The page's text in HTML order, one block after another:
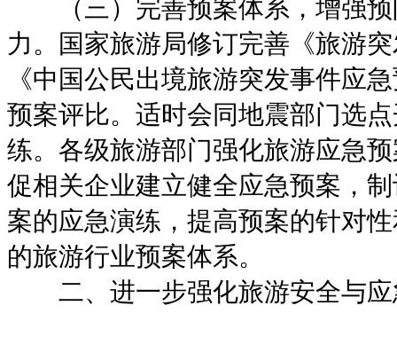
（三）完善预案体系，增强预
力。国家旅游局修订完善《旅游
《中国公民出境旅游突发事件应
预案评比。适时会同地震部门选
练。各级旅游部门强化旅游应急
促相关企业建立健全应急预案，
案的应急演练，提高预案的针对
的旅游行业预案体系。
二、 进一步强化旅游安全与